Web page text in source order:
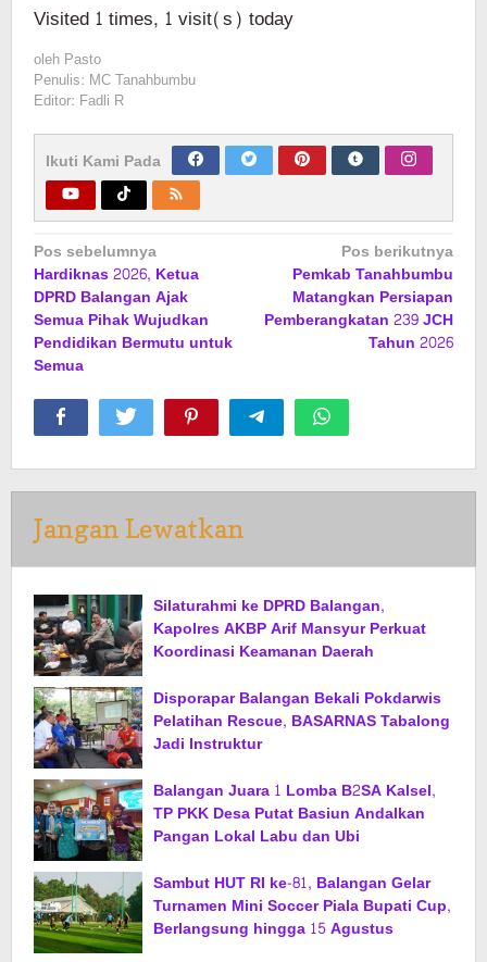
Visited 1 times, 1 visit(s) today
oleh Pasto
Penulis: MC Tanahbumbu
Editor: Fadli R
Ikuti Kami Pada
Navigasi
pos
Pos sebelumnya
Hardiknas 2026, Ketua
DPRD Balangan Ajak
Semua Pihak Wujudkan
Pendidikan Bermutu untuk
Semua
Pos berikutnya
Pemkab Tanahbumbu
Matangkan Persiapan
Pemberangkatan 239 JCH
Tahun 2026
Jangan Lewatkan
Silaturahmi ke DPRD Balangan,
Kapolres AKBP Arif Mansyur Perkuat
Koordinasi Keamanan Daerah
Disporapar Balangan Bekali Pokdarwis
Pelatihan Rescue, BASARNAS Tabalong
Jadi Instruktur
Balangan Juara 1 Lomba B2SA Kalsel,
TP PKK Desa Putat Basiun Andalkan
Pangan Lokal Labu dan Ubi
Sambut HUT RI ke-81, Balangan Gelar
Turnamen Mini Soccer Piala Bupati Cup,
Berlangsung hingga 15 Agustus